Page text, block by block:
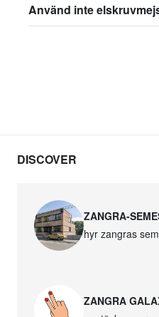
Använd inte
DISCOVER
ZANGRA-
hyr zangras
ZANGRA